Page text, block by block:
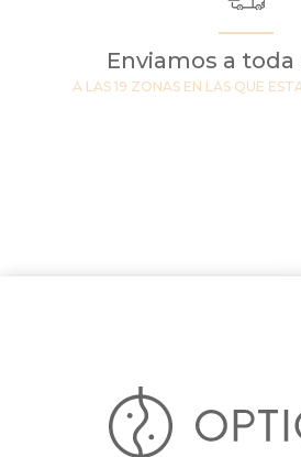
Enviamos a toda
A LAS 19 ZONAS EN LAS QUE